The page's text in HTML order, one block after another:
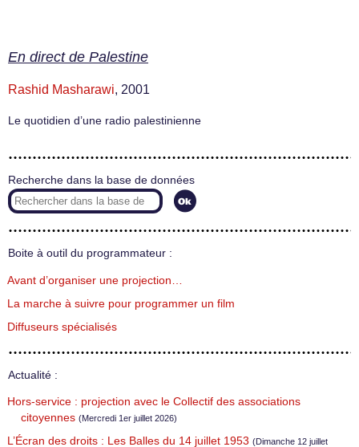
En direct de Palestine
Rashid Masharawi, 2001
Le quotidien d’une radio palestinienne
Recherche dans la base de données
Boite à outil du programmateur :
Avant d’organiser une projection…
La marche à suivre pour programmer un film
Diffuseurs spécialisés
Actualité :
Hors-service : projection avec le Collectif des associations
citoyennes (Mercredi 1er juillet 2026)
L’Écran des droits : Les Balles du 14 juillet 1953 (Dimanche 12 juillet